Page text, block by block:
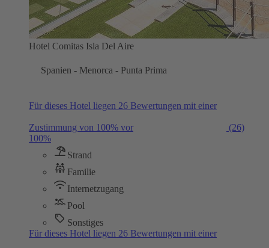
Hotel Comitas Isla Del Aire
Spanien - Menorca - Punta Prima
Für dieses Hotel liegen 26 Bewertungen mit einer
Zustimmung von 100% vor
(26)
100%
Strand
Familie
Internetzugang
Pool
Sonstiges
Für dieses Hotel liegen 26 Bewertungen mit einer